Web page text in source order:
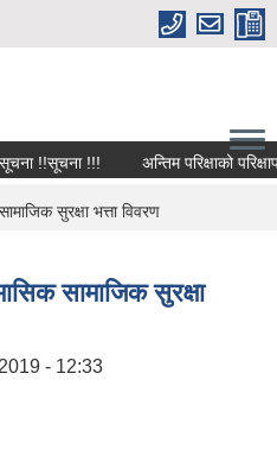
!!सूचना !!! अन्तिम परिक्षाको
सुरक्षा भत्ता विवरण
सामाजिक सुरक्षा
- 12:33